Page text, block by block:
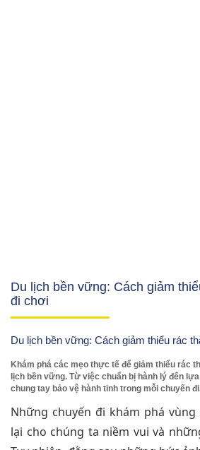
Du lịch bền vững: Cách giảm
đi chơi
Du lịch bền vững: Cách giảm thiểu rác
Khám phá các mẹo thực tế để giảm thiểu rác
lịch bền vững. Từ việc chuẩn bị hành lý đến
chung tay bảo vệ hành tinh trong mỗi chuyến
Những chuyến đi khám phá
lại cho chúng ta niềm vui và